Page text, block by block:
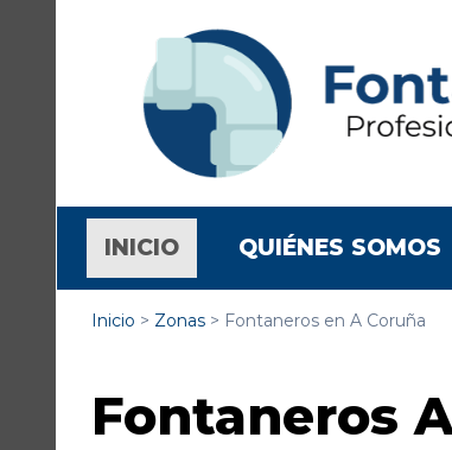
INICIO(CURRENT)
QUIÉNES SOMOS
Inicio > Zonas > Fontaneros en A Coruña
Fontaneros